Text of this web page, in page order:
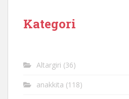
Kategori
Altargiri (36)
anakkita (118)